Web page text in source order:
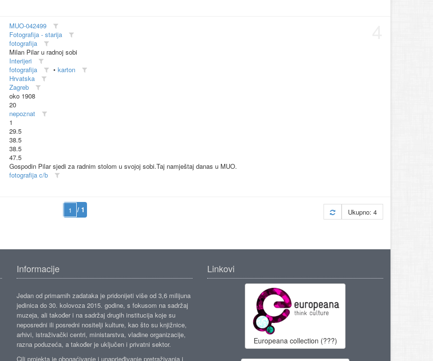
MUO-042499
Fotografija - starija
fotografija
Milan Pilar u radnoj sobi
Interijeri
fotografija • karton
Hrvatska
Zagreb
oko 1908
20
nepoznat
1
29.5
38.5
38.5
47.5
Gospodin Pilar sjedi za radnim stolom u svojoj sobi.Taj namještaj danas u MUO.
fotografija c/b
/ 1 Ukupno: 4
Informacije
Jedan od primarnih zadataka je pridonijeti više od 3,6 milijuna
jedinica do 30. kolovoza 2015. godine, s fokusom na sadržaj
muzeja, ali također i na sadržaj drugih institucija koje su
neposredni ili posredni nositelji kulture, kao što su knjižnice,
arhivi, istraživački centri, ministarstva, vladine organizacije,
razna poduzeća, a također je uključen i privatni sektor.
Cilj projekta je obogaćivanje i unaprjeđivanje pretraživanja i
Linkovi
Europeana collection (???)